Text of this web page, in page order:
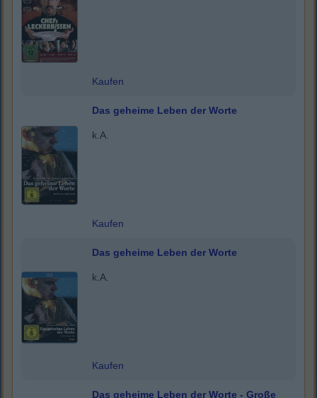
Kaufen
Das geheime Leben der Worte
k.A.
Kaufen
Das geheime Leben der Worte
k.A.
Kaufen
Das geheime Leben der Worte - Große